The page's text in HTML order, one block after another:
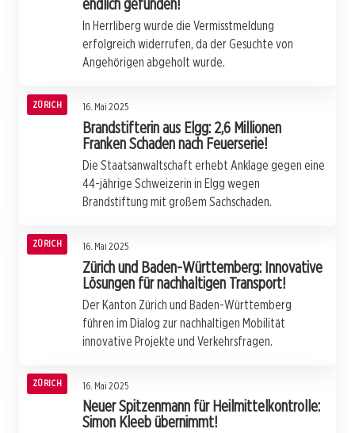
endlich gefunden!
In Herrliberg wurde die Vermisstmeldung
erfolgreich widerrufen, da der Gesuchte von
Angehörigen abgeholt wurde.
ZÜRICH 16. Mai 2025
Brandstifterin aus Elgg: 2,6 Millionen
Franken Schaden nach Feuerserie!
Die Staatsanwaltschaft erhebt Anklage gegen eine
44-jährige Schweizerin in Elgg wegen
Brandstiftung mit großem Sachschaden.
ZÜRICH 16. Mai 2025
Zürich und Baden-Württemberg: Innovative
Lösungen für nachhaltigen Transport!
Der Kanton Zürich und Baden-Württemberg
führen im Dialog zur nachhaltigen Mobilität
innovative Projekte und Verkehrsfragen.
ZÜRICH 16. Mai 2025
Neuer Spitzenmann für Heilmittelkontrolle:
Simon Kleeb übernimmt!